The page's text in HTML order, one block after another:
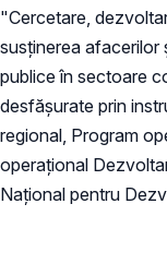
"Cercetare,
susţinerea afacerilor
publice în sectoare
desfăşurate prin
regional, Program
operaţional
Naţional pentru